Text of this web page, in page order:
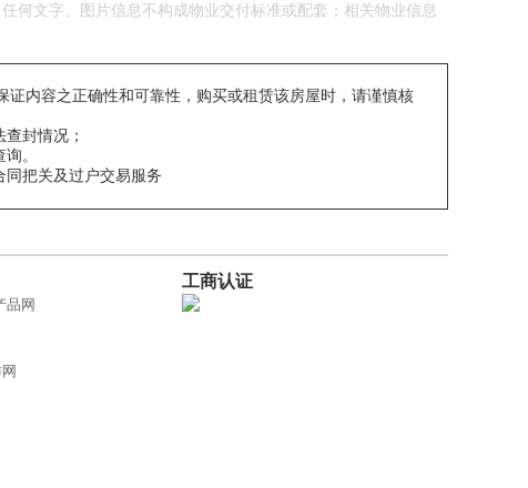
何文字、图片信息不构成物业交付标准或配套；相关物业信息
内容之正确性和可靠性，购买或租赁该房屋时，请谨慎核
封情况；
。
把关及过户交易服务
品网
工商认证